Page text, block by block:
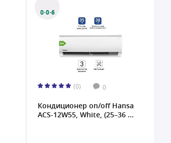
0·0·6
(0) 0
Кондиционер on/off Hansa
ACS-12W55, White, (25–36 ...